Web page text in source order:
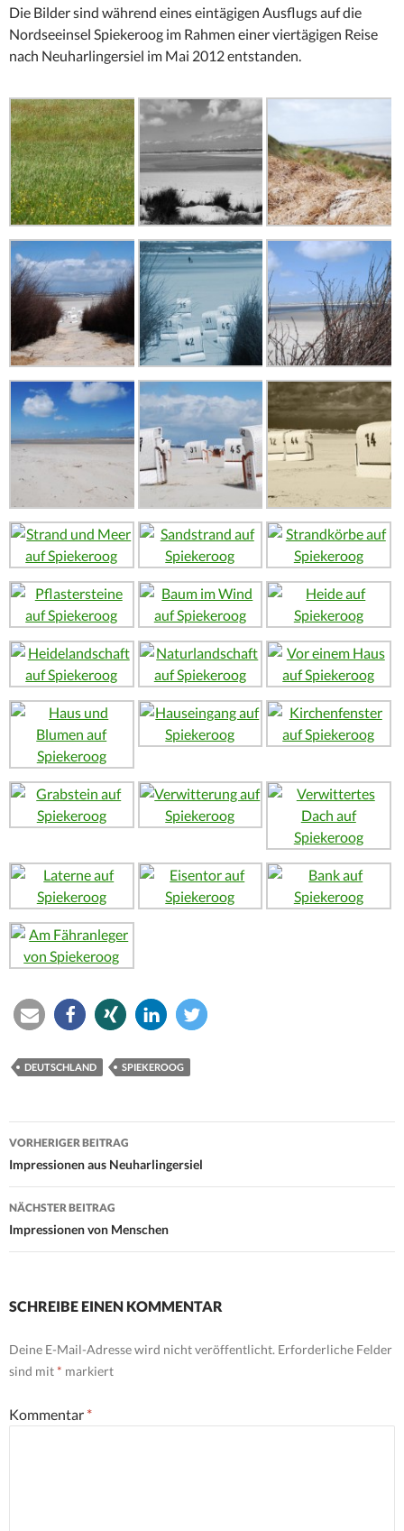
Die Bilder sind während eines eintägigen Ausflugs auf die
Nordseeinsel Spiekeroog im Rahmen einer viertägigen Reise
nach Neuharlingersiel im Mai 2012 entstanden.
DEUTSCHLAND SPIEKEROOG
Beitrags-
Navigation
VORHERIGER BEITRAG
Impressionen aus Neuharlingersiel
NÄCHSTER BEITRAG
Impressionen von Menschen
SCHREIBE EINEN KOMMENTAR
Deine E-Mail-Adresse wird nicht veröffentlicht. Erforderliche Felder
sind mit* markiert
Kommentar *